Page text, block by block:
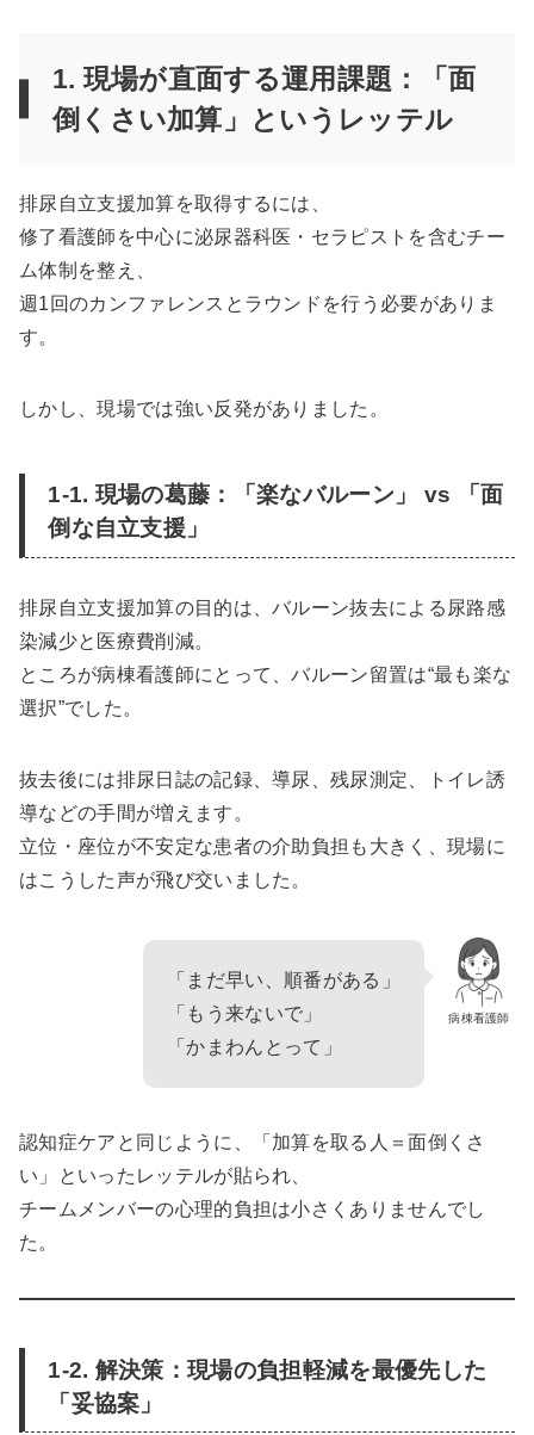
1. 現場が直面する運用課題：「面
倒くさい加算」というレッテル
排尿自立支援加算を取得するには、
修了看護師を中心に泌尿器科医・セラピストを含むチー
ム体制を整え、
週1回のカンファレンスとラウンドを行う必要がありま
す。
しかし、現場では強い反発がありました。
1-1. 現場の葛藤：「楽なバルーン」 vs 「面
倒な自立支援」
排尿自立支援加算の目的は、バルーン抜去による尿路感
染減少と医療費削減。
ところが病棟看護師にとって、バルーン留置は“最も楽な
選択”でした。
抜去後には排尿日誌の記録、導尿、残尿測定、トイレ誘
導などの手間が増えます。
立位・座位が不安定な患者の介助負担も大きく、現場に
はこうした声が飛び交いました。
病棟看護師
「まだ早い、順番がある」
「もう来ないで」
「かまわんとって」
認知症ケアと同じように、「加算を取る人＝面倒くさ
い」といったレッテルが貼られ、
チームメンバーの心理的負担は小さくありませんでし
た。
1-2. 解決策：現場の負担軽減を最優先した
「妥協案」